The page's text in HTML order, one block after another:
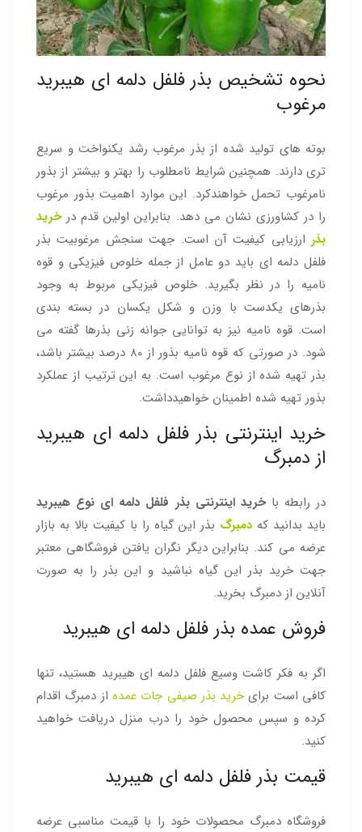
نحوه تشخیص بذر فلفل دلمه ای هیبرید
مرغوب
بوته های تولید شده از بذر مرغوب رشد یکنواخت و سریع
تری دارند. همچنین شرایط نامطلوب را بهتر و بیشتر از بذور
نامرغوب تحمل خواهندکرد. این موارد اهمیت بذور مرغوب
را در کشاورزی نشان می دهد. بنابراین اولین قدم درخرید
بذر ارزیابی کیفیت آن است. جهت سنجش مرغوبیت بذر
فلفل دلمه ای باید دو عامل از جمله خلوص فیزیکی و قوه
نامیه را در نظر بگیرید. خلوص فیزیکی مربوط به وجود
بذرهای یکدست با وزن و شکل یکسان در بسته بندی
است. قوه نامیه نیز به توانایی جوانه زنی بذرها گفته می
شود. در صورتی که قوه نامیه بذور از 80 درصد بیشتر باشد،
بذر تهیه شده از نوع مرغوب است. به این ترتیب از عملکرد
بذور تهیه شده اطمینان خواهیدداشت.
خرید اینترنتی بذر فلفل دلمه ای هیبرید
از دمبرگ
در رابطه باخرید اینترنتی بذر فلفل دلمه ای نوع هیبرید
باید بدانید که دمبرگ بذر این گیاه را با کیفیت بالا به بازار
عرضه می کند. بنابراین دیگر نگران یافتن فروشگاهی معتبر
جهت خرید بذر این گیاه نباشید و این بذر را به صورت
آنلاین از دمبرگ بخرید.
فروش عمده بذر فلفل دلمه ای هیبرید
اگر به فکر کاشت وسیع فلفل دلمه ای هیبرید هستید، تنها
کافی است برایخرید بذر صیفی جات عمده از دمبرگ اقدام
کرده و سپس محصول خود را درب منزل دریافت خواهید
کنید.
قیمت بذر فلفل دلمه ای هیبرید
فروشگاه دمبرگ محصولات خود را با قیمت مناسبی عرضه